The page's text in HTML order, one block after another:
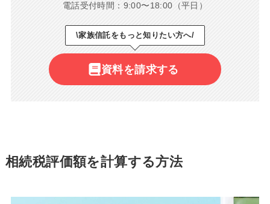
電話受付時間：9:00〜18:00（平日）
\家族信託をもっと知りたい方へ/
資料を請求する
相続税評価額を計算する方法